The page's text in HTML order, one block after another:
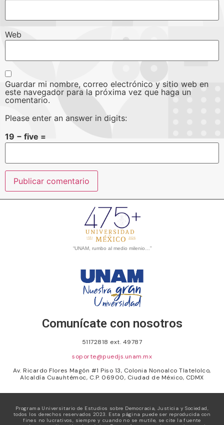
Web
Guardar mi nombre, correo electrónico y sitio web en
este navegador para la próxima vez que haga un
comentario.
Please enter an answer in digits:
19 − five =
“UNAM, rumbo al medio milenio…”
Comunícate con nosotros
51172818 ext. 49787
soporte@puedjs.unam.mx
Av. Ricardo Flores Magón #1 Piso 13, Colonia Nonoalco Tlatelolco,
Alcaldía Cuauhtémoc, C.P. 06900, Ciudad de México, CDMX
Programa Universitario de Estudios sobre Democracia, Justicia y Sociedad,
todos los derechos reservados 2023. Esta página puede ser reproducida con
fines no lucrativos, siempre y cuando no se mutile, se cite la fuente